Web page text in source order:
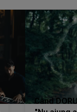
Când